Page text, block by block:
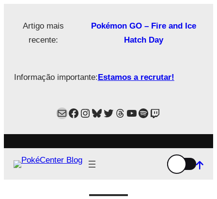
Artigo mais
recente:
Pokémon GO – Fire and Ice
Hatch Day
Informação importante:Estamos a recrutar!
MailFacebook
Instagram
Bluesky
Twitter
Estamos no Threads!
YouTube
Spotify
Twitch